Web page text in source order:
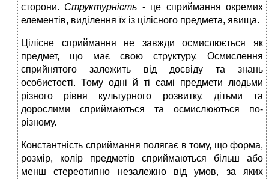
сторони. Структурність - це сприймання окремих
елементів, виділення їх із цілісного предмета, явища.
Цілісне сприймання не завжди осмислюється як
предмет, що має свою структуру. Осмислення
сприйнятого залежить від досвіду та знань
особистості. Тому одні й ті самі предмети людьми
різного рівня культурного розвитку, дітьми та
дорослими сприймаються та осмислюються по-
різному.
Константність сприймання полягає в тому, що форма,
розмір, колір предметів сприймаються більш або
менш стереотипно незалежно від умов, за яких